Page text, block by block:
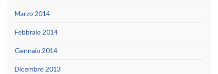
Marzo 2014
Febbraio 2014
Gennaio 2014
Dicembre 2013